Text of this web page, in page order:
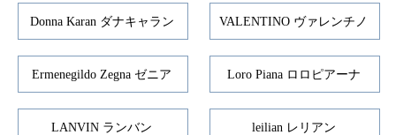
Donna Karan ダナキャラン VALENTINO ヴァレンチノ
Ermenegildo Zegna ゼニア Loro Piana ロロピアーナ
LANVIN ランバン leilian レリアン